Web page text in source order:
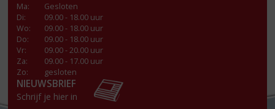
Ma:
Gesloten
Di:
09.00 - 18.00 uur
Wo:
09.00 - 18.00 uur
Do:
09.00 - 18.00 uur
Vr:
09.00 - 20.00 uur
Za:
09.00 - 17.00 uur
Zo:
gesloten
NIEUWSBRIEF
Schrijf je hier in